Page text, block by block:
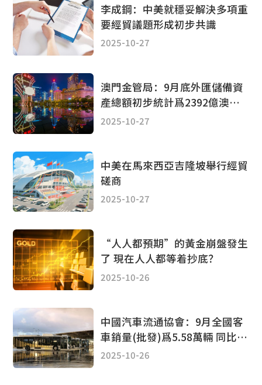
李成鋼：中美就穩妥解決多項重
要經貿議題形成初步共識
2025-10-27
澳門金管局：9月底外匯儲備資
產總額初步統計爲2392億澳門
元 環比升1.6%
2025-10-27
中美在馬來西亞吉隆坡舉行經貿
磋商
2025-10-27
“人人都預期”的黃金崩盤發生
了 現在人人都等着抄底？
2025-10-26
中國汽車流通協會：9月全國客
車銷量(批發)爲5.58萬輛 同比增
長33.7%
2025-10-26